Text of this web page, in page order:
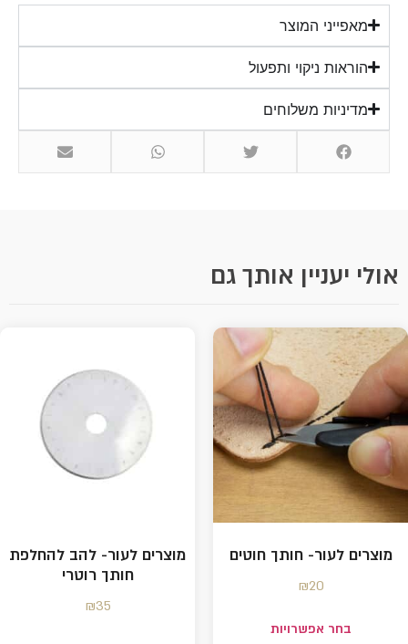
מאפייני המוצר
הוראות ניקוי ותפעול
מדיניות משלוחים
אולי יעניין אותך גם
מוצרים לעור- חותך חוטים
₪20
בחר אפשרויות
מוצרים לעור- להב להחלפת
חותך רוטרי
₪35